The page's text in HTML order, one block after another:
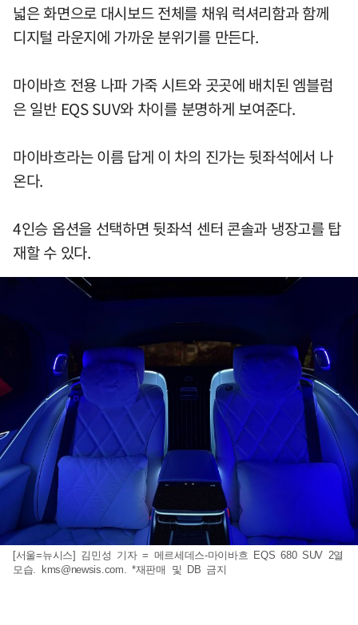
넓은 화면으로 대시보드 전체를 채워 럭셔리함과 함께
디지털 라운지에 가까운 분위기를 만든다.
마이바흐 전용 나파 가죽 시트와 곳곳에 배치된 엠블럼
은 일반 EQS SUV와 차이를 분명하게 보여준다.
마이바흐라는 이름 답게 이 차의 진가는 뒷좌석에서 나
온다.
4인승 옵션을 선택하면 뒷좌석 센터 콘솔과 냉장고를 탑
재할 수 있다.
[서울=뉴시스] 김민성 기자 = 메르세데스-마이바흐 EQS 680 SUV 2열
모습. kms@newsis.com . *재판매 및 DB 금지